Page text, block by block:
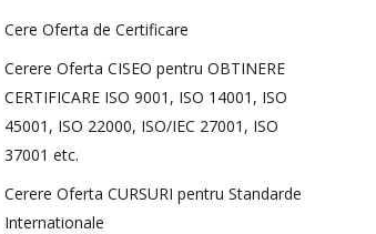
Cere Oferta de Certificare
Cerere Oferta CISEO pentru OBTINERE
CERTIFICARE ISO 9001, ISO 14001, ISO
45001, ISO 22000, ISO/IEC 27001, ISO
37001 etc.
Cerere Oferta CURSURI pentru Standarde
Internationale